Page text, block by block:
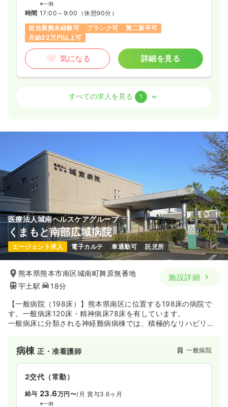
※一例
時間 17:00～9:00 （休憩90分）
担当業務未経験可
ブランク可
第二新卒可
月給22万円以上可
気になる 詳細を見る
正看護師
時間 8:30～17:30
日曜休み
オンコールあり
詳細を見る
すべての求人を見る 1
医療法人城南ヘルスケアグループ
くまもと南部広域病院
エージェント求人 電子カルテ 車通勤可 託児所
熊本県熊本市南区城南町舞原無番地
宇土駅
18分
施設詳細
【一般病院（198床）】熊本県南区に位置する198床の病院で
す。一般病床120床・精神病床78床を有しています。
一般病床に分類される神経難病病棟では、積極的なリハビリ治
医療の分野にいたるまで、地域に密着した診療・サービスを提
供している病院です。
病棟正・准看護師 一般病院
2交代（常勤）
給与 23.6万円〜/月 賞与3.6ヶ月
※一例